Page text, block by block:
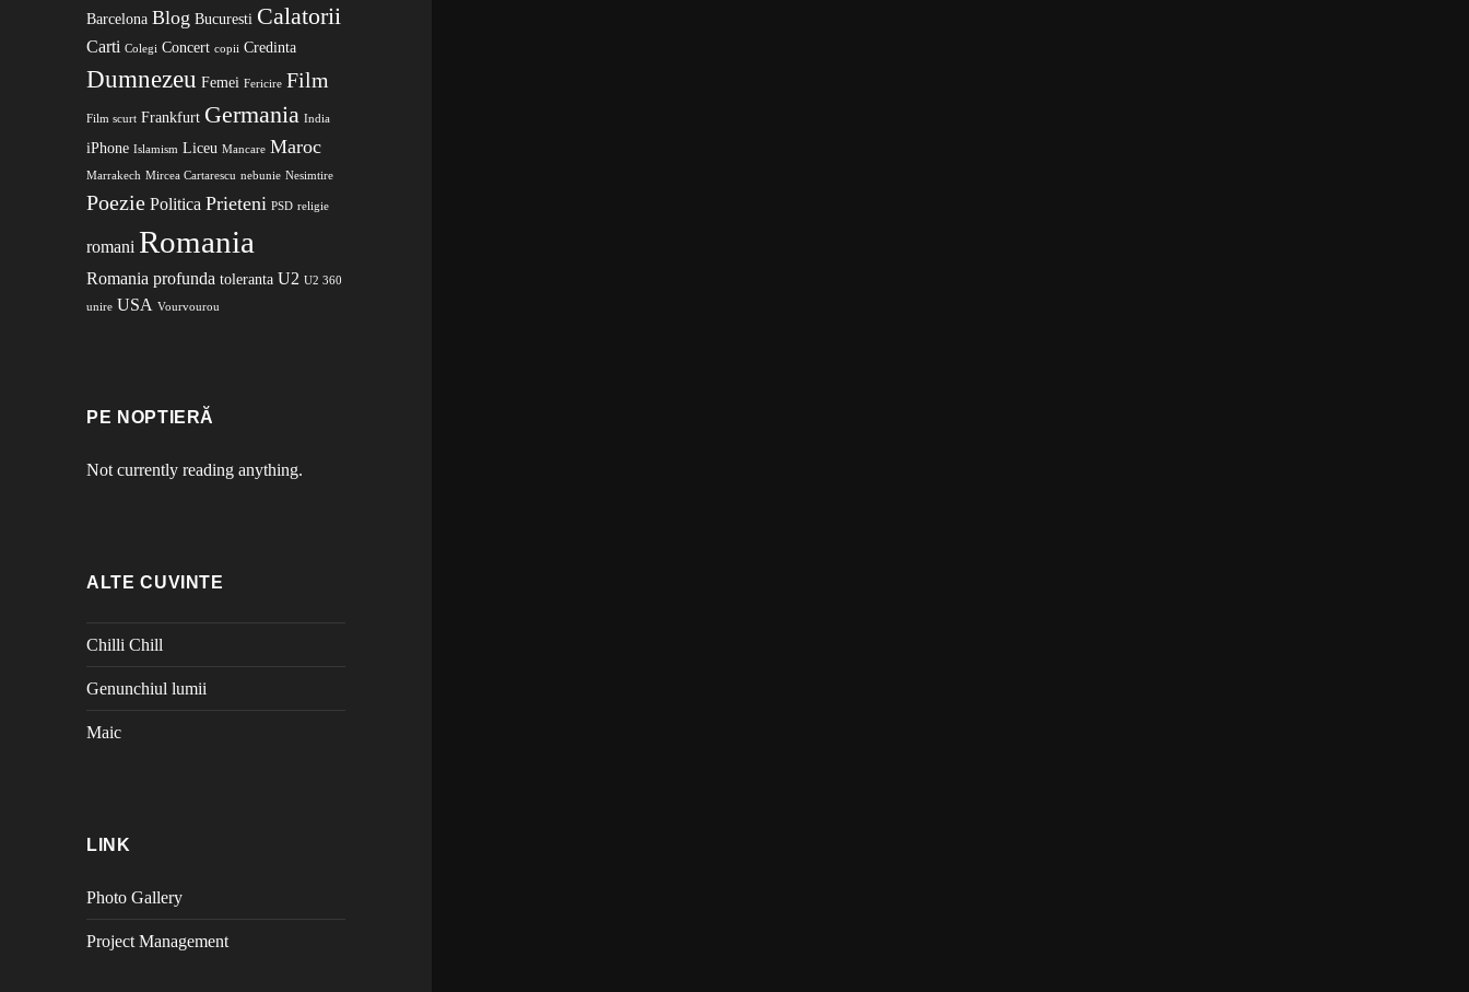
Barcelona Blog Bucuresti Calatorii
Carti Colegi Concert copii Credinta
Dumnezeu Femei Fericire Film
Film scurt Frankfurt Germania India
iPhone Islamism Liceu Mancare Maroc
Marrakech Mircea Cartarescu nebunie Nesimtire
Poezie Politica Prieteni PSD religie
romani Romania
Romania profunda toleranta U2 U2 360
unire USA Vourvourou
PE NOPTIERĂ
Not currently reading anything.
ALTE CUVINTE
Chilli Chill
Genunchiul lumii
Maic
LINK
Photo Gallery
Project Management